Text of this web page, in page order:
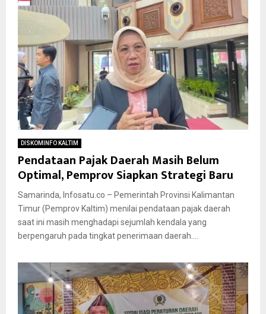
DISKOMINFO KALTIM
Pendataan Pajak Daerah Masih Belum
Optimal, Pemprov Siapkan Strategi Baru
Samarinda, Infosatu.co – Pemerintah Provinsi Kalimantan
Timur (Pemprov Kaltim) menilai pendataan pajak daerah
saat ini masih menghadapi sejumlah kendala yang
berpengaruh pada tingkat penerimaan daerah....